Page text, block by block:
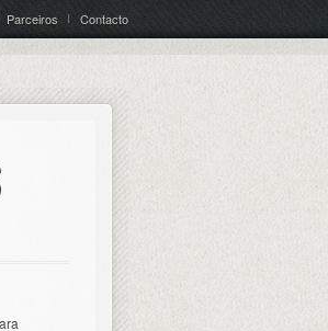
Parceiros Contacto